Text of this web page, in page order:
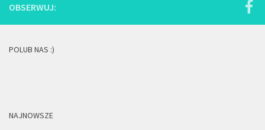
OBSERWUJ:
POLUB NAS :)
NAJNOWSZE